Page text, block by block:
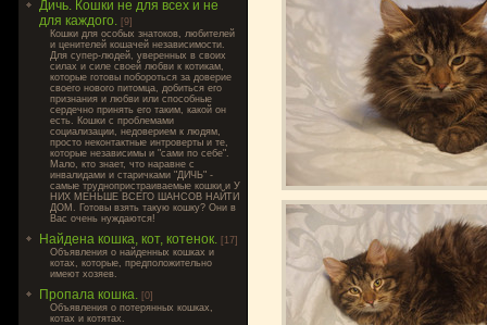
Дичь. Кошки не для всех и не
для каждого. [9]
Кошки для особых знатоков, любителей
и ценителей кошачей независимости.
Для супер-людей, уверенных в своих
силах и силе своей любви к котикам,
которые готовы побороться за доверие
своего нового питомца, добиться его
признания и любви или способные
сердечно принять его таким, какой он
есть. Кошки с проблемами
социализации, недоверием к людям,
просто неконтактные интроверты и те,
которые независимы и "сами по себе".
Мало, кто знает, что наравне с
инвалидами и старичками "ДИЧЬ" -
самые труднопристраиваемые кошки и У
НИХ МЕНЬШЕ ВСЕГО ШАНСОВ НАЙТИ
ДОМ. Готовы взять такую кошку? Они в
Вас очень нуждаются!
Найдена кошка, кот, котенок. [17]
Объявления о найденных кошках и
котах, которые, предположительно
имеют хозяев.
Пропала кошка. [0]
Объявления о потерянных кошках,
котах и котятах.